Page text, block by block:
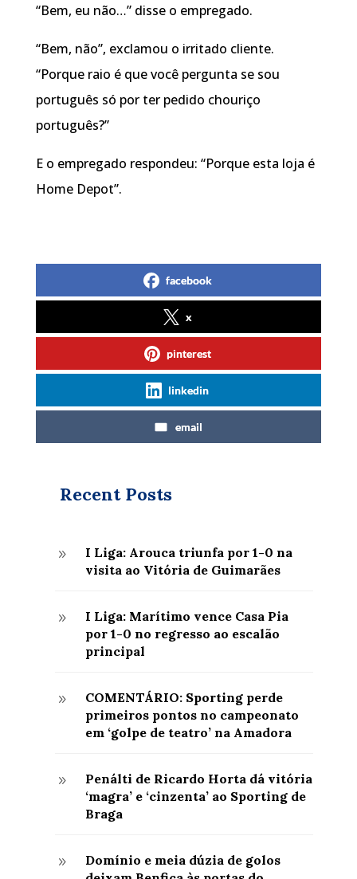
“Bem, eu não…” disse o empregado.
“Bem, não”, exclamou o irritado cliente.
“Porque raio é que você pergunta se sou
português só por ter pedido chouriço
português?”
E o empregado respondeu: “Porque esta loja é
Home Depot”.
facebook
x
pinterest
linkedin
email
Recent Posts
9
I Liga: Arouca triunfa por 1-0 na
visita ao Vitória de Guimarães
9
I Liga: Marítimo vence Casa Pia
por 1-0 no regresso ao escalão
principal
9
COMENTÁRIO: Sporting perde
primeiros pontos no campeonato
em ‘golpe de teatro’ na Amadora
9
Penálti de Ricardo Horta dá vitória
‘magra’ e ‘cinzenta’ ao Sporting de
Braga
9
Domínio e meia dúzia de golos